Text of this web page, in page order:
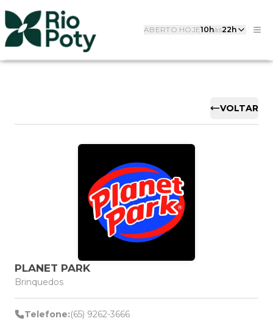
ABERTO HOJE10hàs22h
VOLTAR
PLANET PARK
Brinquedos
Telefone:(65) 9262-3666